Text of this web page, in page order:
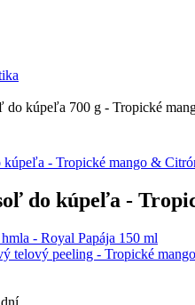
do kúpeľa 700 g - Tropické
do kúpeľa -